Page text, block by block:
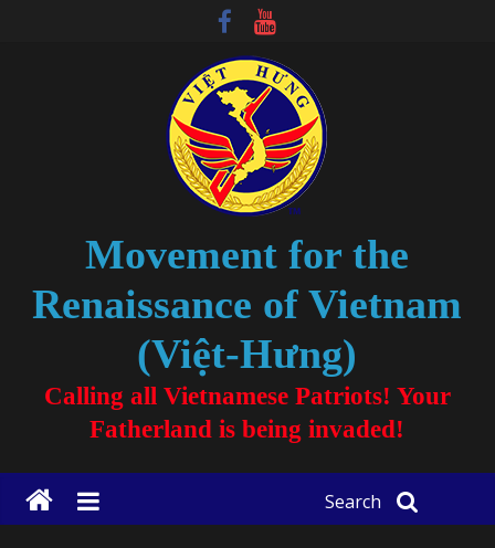
Movement for the
Renaissance of Vietnam
(Việt-Hưng)
Calling all Vietnamese Patriots! Your
Fatherland is being invaded!
Search